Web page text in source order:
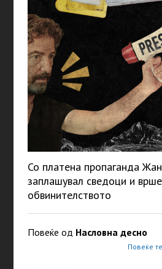
Со платена пропаганда
заплашувал сведоци и
обвинителството
Повеќе од Насловна десно
Повеќе